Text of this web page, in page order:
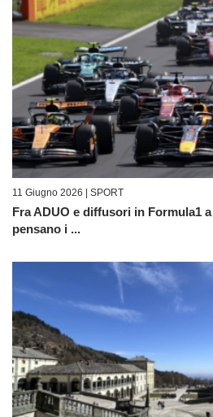
11 Giugno 2026 | SPORT
Fra ADUO e diffusori in Formula1
pensano i ...